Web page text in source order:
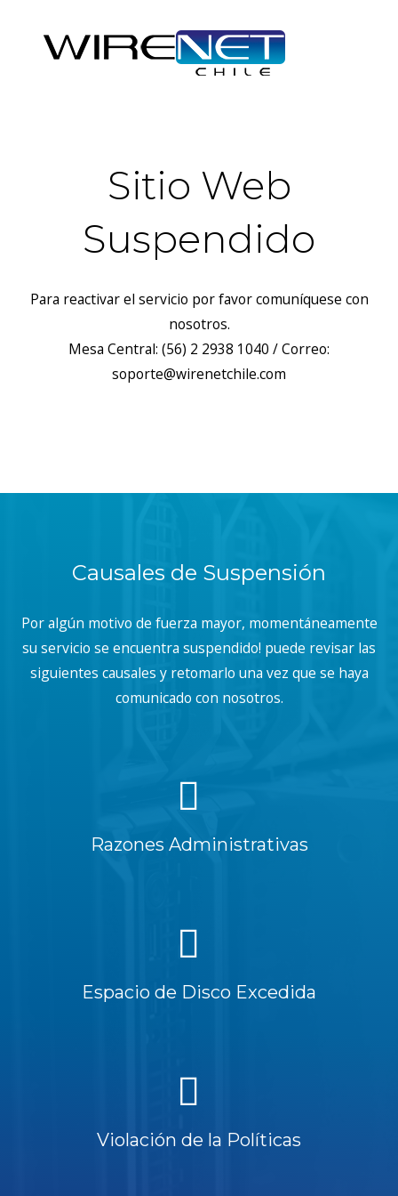
Sitio Web
Suspendido
Para reactivar el servicio por favor comuníquese con
nosotros.
Mesa Central: (56) 2 2938 1040 / Correo:
soporte@wirenetchile.com
Causales de Suspensión
Por algún motivo de fuerza mayor, momentáneamente
su servicio se encuentra suspendido! puede revisar las
siguientes causales y retomarlo una vez que se haya
comunicado con nosotros.
Razones Administrativas
Espacio de Disco Excedida
Violación de la Políticas